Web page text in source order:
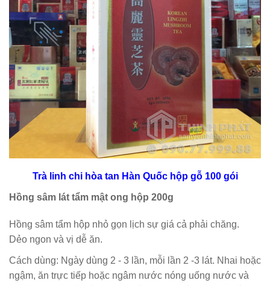
Trà linh chi hòa tan Hàn Quốc hộp gỗ 100 gói
Hồng sâm lát tẩm mật ong hộp 200g
Hồng sâm tẩm hộp nhỏ gọn lịch sự giá cả phải chăng.
Dẻo ngon và vị dễ ăn.
Cách dùng: Ngày dùng 2 - 3 lần, mỗi lần 2 -3 lát. Nhai hoặc
ngậm, ăn trực tiếp hoặc ngâm nước nóng uống nước và